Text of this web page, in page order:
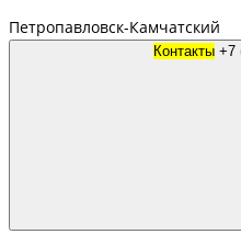
Петропавловск-Камчатский
Контакты